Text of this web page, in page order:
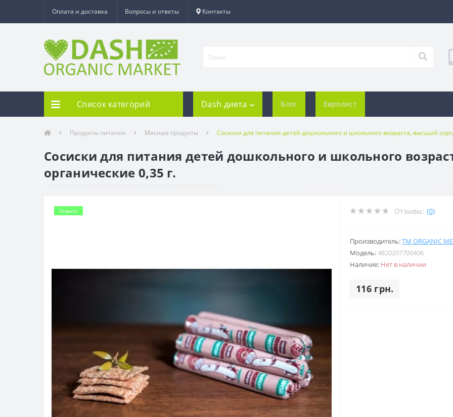
Оплата и доставка Вопросы и ответы Контакты
Список категорий Dash диета Блог Евролист
Продукты питания Мясные продукты Сосиски для питания детей дошкольного и школьного возраста, высший
Сосиски для питания детей дошкольного и школьного
органические 0,35 г.
Organic Отзывы: (0)
Производитель:ТМ ORGANIC
Модель:4820207700406
Наличие: Нет в наличии
116 грн.